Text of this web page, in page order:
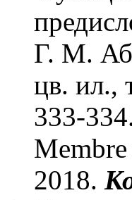
Г. М.
цв. ил.,
333-
2018.